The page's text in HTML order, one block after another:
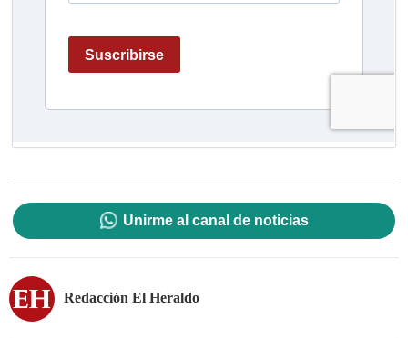
Unirme al canal de noticias
Redacción El Heraldo